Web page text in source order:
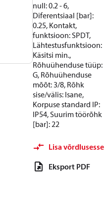
null: 0.2 - 6,
Diferentsiaal [bar]:
0.25, Kontakt,
funktsioon: SPDT,
Lähtestusfunktsioon:
Käsitsi min.,
Rõhuühenduse tüüp:
G, Rõhuühenduse
mõõt: 3/8, Rõhk
sise/välis: Isane,
Korpuse standard IP:
IP54, Suurim töörõhk
[bar]: 22
Lisa võrdlusesse
Eksport PDF